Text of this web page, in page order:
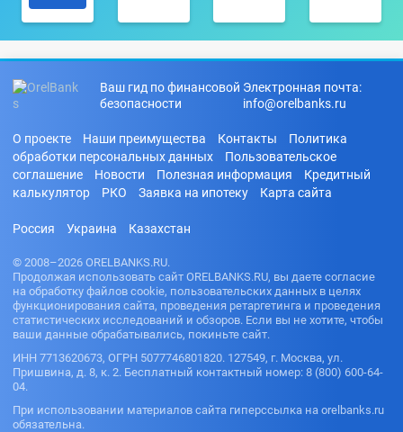
Ваш гид по финансовой
безопасности
Электронная почта:
info@orelbanks.ru
О проекте Наши преимущества Контакты
Политика
обработки персональных данных
Пользовательское
соглашение
Новости Полезная информация
Кредитный
калькулятор
РКО Заявка на ипотеку Карта сайта
Россия Украина Казахстан
© 2008–2026 ORELBANKS.RU.
Продолжая использовать сайт ORELBANKS.RU, вы даете согласие
на обработку файлов cookie, пользовательских данных в целях
функционирования сайта, проведения ретаргетинга и проведения
статистических исследований и обзоров. Если вы не хотите, чтобы
ваши данные обрабатывались, покиньте сайт.
ИНН 7713620673, ОГРН 5077746801820. 127549, г. Москва, ул.
Пришвина, д. 8, к. 2. Бесплатный контактный номер: 8 (800) 600-64-
04.
При использовании материалов сайта гиперссылка на orelbanks.ru
обязательна.